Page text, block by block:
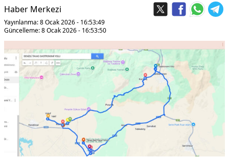
Haber Merkezi
Yayınlanma: 8 Ocak 2026 - 16:53:49
Güncelleme: 8 Ocak 2026 - 16:53:50